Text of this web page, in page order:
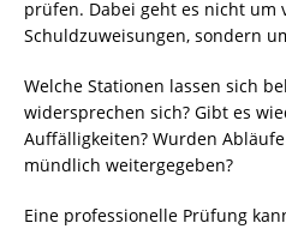
prüfen. Dabei geht es nicht um
Schuldzuweisungen, sondern
Welche Stationen lassen sich
widersprechen sich? Gibt es
Auffälligkeiten? Wurden
mündlich weitergegeben?
Eine professionelle Prüfung